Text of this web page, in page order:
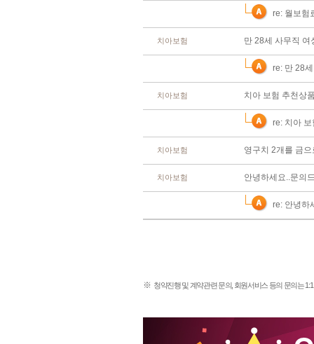
re: 월보험
치아보험 만 28세 사무직 여
re: 만 28
치아보험 치아 보험 추천상
re: 치아
치아보험 영구치 2개를 금
치아보험 안녕하세요..문의
re: 안녕하
※ 청약진행 및 계약관련 문의, 회원서비스 등의 문의는